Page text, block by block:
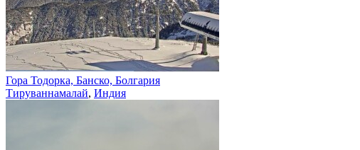
Гора Тодорка, Банско, Болгария
Тируваннамалай, Индия